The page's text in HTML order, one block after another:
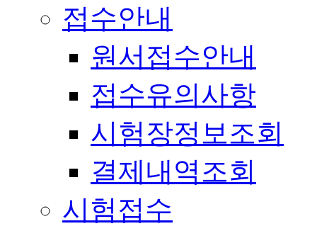
접수안내
원서접수안내
접수유의사항
시험장정보조회
결제내역조회
시험접수